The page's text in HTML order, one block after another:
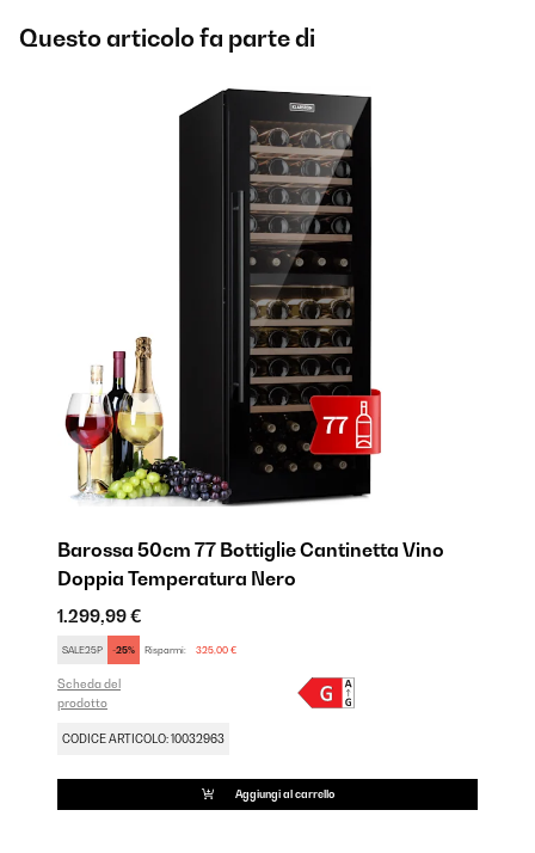
Questo articolo fa parte di
Barossa 50cm 77 Bottiglie Cantinetta Vino
Doppia Temperatura Nero
1.299,99 €
SALE25P -25% Risparmi: 325,00 €
Scheda del
prodotto
CODICE ARTICOLO: 10032963
Aggiungi al carrello